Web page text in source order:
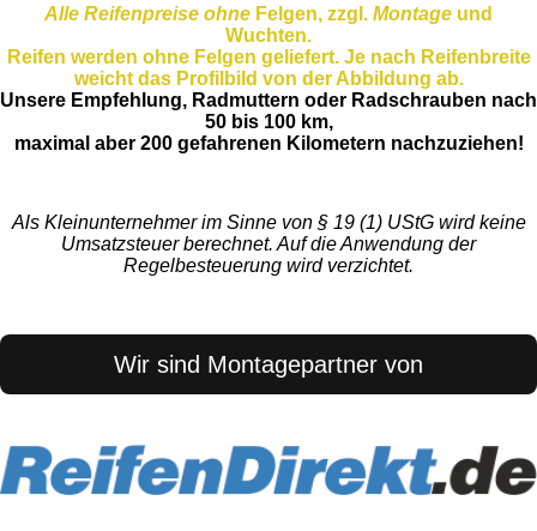
Alle Reifenpreise ohne Felgen, zzgl. Montage und
Wuchten.
Reifen werden ohne Felgen geliefert. Je nach Reifenbreite
weicht das Profilbild von der Abbildung ab.
Unsere Empfehlung, Radmuttern oder Radschrauben nach
50 bis 100 km,
maximal aber 200 gefahrenen Kilometern nachzuziehen!
Als Kleinunternehmer im Sinne von § 19 (1) UStG wird keine
Umsatzsteuer berechnet. Auf die Anwendung der
Regelbesteuerung wird verzichtet.
Wir sind Montagepartner von